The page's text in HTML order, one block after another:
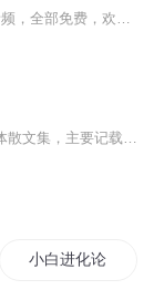
小白进化论